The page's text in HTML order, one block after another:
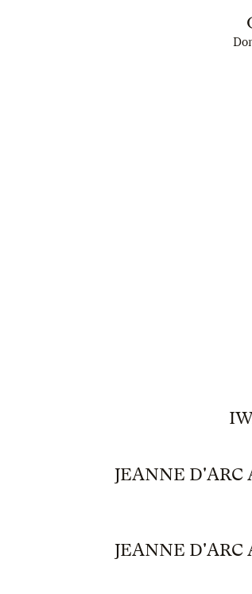
JEANNE D'ARC
JEANNE D'ARC